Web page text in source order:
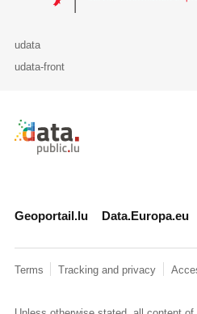
udata
udata-front
Retour à l'accueil de
Geoportail.lu Data.Europa.eu
Terms Tracking and privacy